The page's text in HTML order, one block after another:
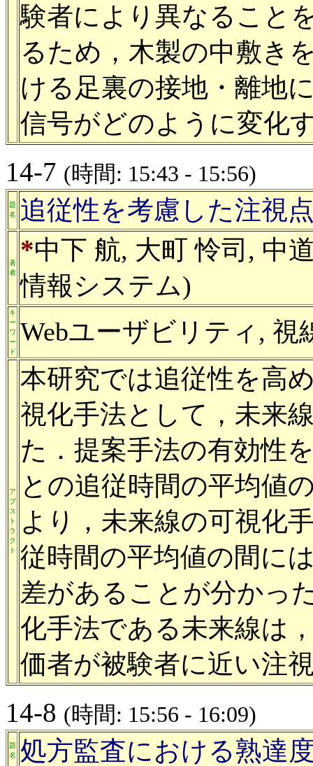
験者により異なること
るため，木製の中敷き
ける足裏の接地・離地
信号がどのように変化
14-7 (時間: 15:43 - 15:56)
題
名
追従性を考慮した注視
著
者
*中下 航, 大町 怜司, 中
情報システム)
キ
ー
ワ
ー
ド
Webユーザビリティ, 視
ア
ブ
ス
ト
ラ
ク
ト
本研究では追従性を高
視化手法として，未来
た．提案手法の有効性
との追従時間の平均値
より，未来線の可視化
従時間の平均値の間に
差があることが分かっ
化手法である未来線は
価者が被験者に近い注
14-8 (時間: 15:56 - 16:09)
題
名
処方監査における熟達